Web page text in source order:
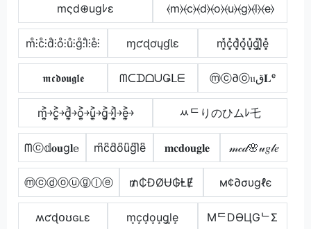
mςd⊕ugﾚε ⦑m⦒⦑c⦒⦑d⦒⦑o⦒⦑u⦒⦑g⦒⦑l⦒⦑e⦒
m̊⫶c̊⫶d̊⫶o̊⫶ů⫶g̊⫶l̊⫶e̊⫶ ɱƈɖơųɠƖɛ m͓̽c͓̽d͓̽o͓̽u͓̽g͓̽l͓̽e͓̽
𝖒𝖈𝖉𝖔𝖚𝖌𝖑𝖊 ᗰᑕᗪᗝᑌǤᒪᗴ ⓜⓒ∂ⓞ𝔲ق𝐋ᵉ
m͎͍͐￫c͎͍͐￫d͎͍͐￫o͎͍͐￫u͎͍͐￫g͎͍͐￫l͎͍͐￫e͎͍͐￫ ﾶᄃりのひムﾚ乇
ᗰⓒ𝕕𝐨𝐮g𝐥𝕖 m͆c͆d͆o͆u͆g͆l͆e͆ 𝐦𝐜𝐝𝐨𝐮𝐠𝐥𝐞 𝓂𝒸𝒹🌸𝓊𝑔𝓁𝑒
ⓜⓒⓓⓞⓤⓖⓛⓔ ₥₵ĐØɄ₲ⱠɆ м¢∂συgℓє
ʍƈɖօʊɢʟɛ m͙c͙d͙o͙u͙g͙l͙e͙ MᄃDӨЦGᄂΣ